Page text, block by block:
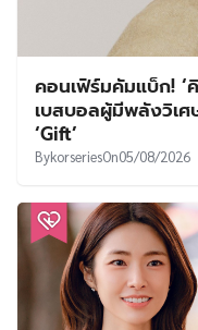
คอนเฟิร์มคัมแบ็ก! ‘
เบสบอลผู้มีพลังวิเศ
‘Gift’
BykorseriesOn05/08/2026